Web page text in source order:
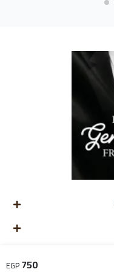
750
EGP